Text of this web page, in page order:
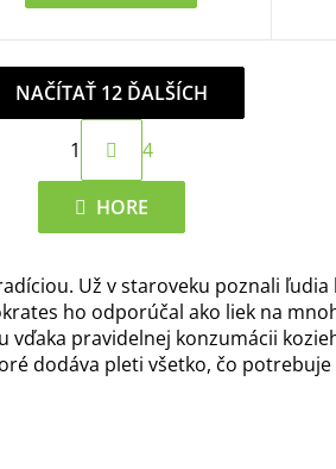
O
v
l
d
a
c
NAČÍTAŤ 12 ĎALŠÍCH
S
t
r
á
k
o
v
a
1 4
HORE
Už v staroveku poznali ľudia
ho odporúčal ako liek na
vďaka pravidelnej konzumácii
dodáva pleti všetko, čo